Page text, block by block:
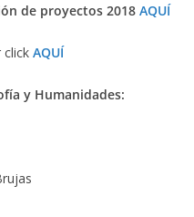
de proyectos 2018 AQUÍ
click AQUÍ
y Humanidades: